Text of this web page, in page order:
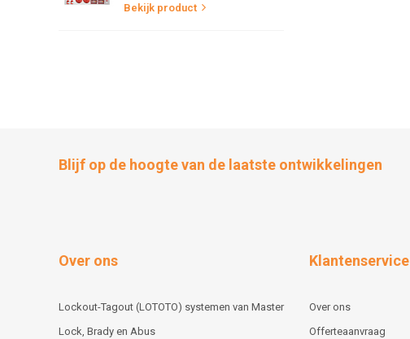
Bekijk product
Blijf op de hoogte van de laatste ontwikkelingen
Over ons
Lockout-Tagout (LOTOTO) systemen van Master
Lock, Brady en Abus
Klantenservice
Over ons
Offerteaanvraag